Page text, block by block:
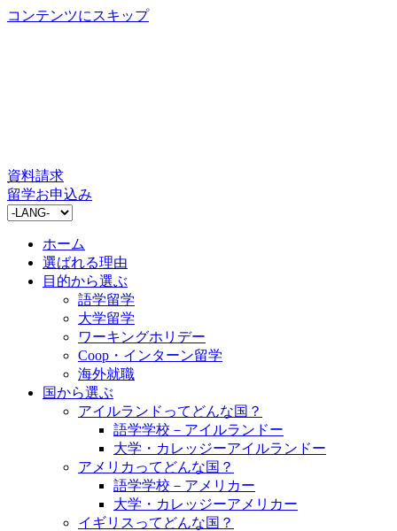
コンテンツにスキップ
資料請求
留学お申込み
ホーム
選ばれる理由
目的から選ぶ
語学留学
大学留学
ワーキングホリデー
Coop・インターン留学
海外就職
国から選ぶ
アイルランドってどんな国？
語学学校－アイルランドー
大学・カレッジーアイルランドー
アメリカってどんな国？
語学学校－アメリカー
大学・カレッジーアメリカー
イギリスってどんな国？